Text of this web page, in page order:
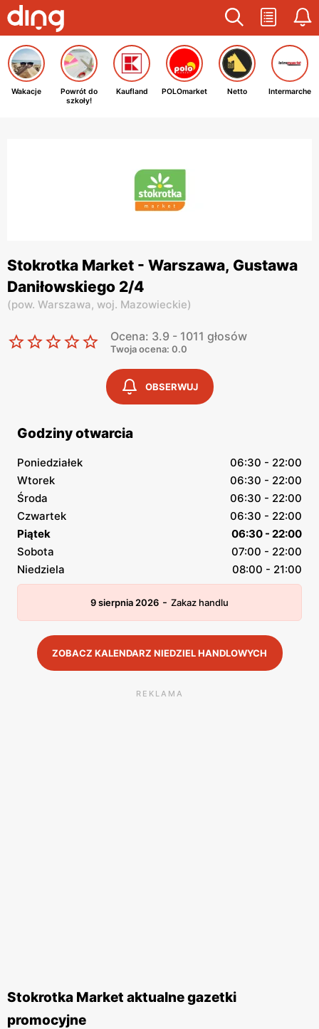
Wakacje
Powrót do
szkoły!
Kaufland POLOmarket Netto Intermarche
Stokrotka Market - Warszawa, Gustawa
Daniłowskiego 2/4
(pow. Warszawa, woj. Mazowieckie)
Ocena: 3.9 - 1011 głosów
Twoja ocena: 0.0
OBSERWUJ
Godziny otwarcia
Poniedziałek
06:30 - 22:00
Wtorek
06:30 - 22:00
Środa
06:30 - 22:00
Czwartek
06:30 - 22:00
Piątek
06:30 - 22:00
Sobota
07:00 - 22:00
Niedziela
08:00 - 21:00
9 sierpnia 2026 - Zakaz handlu
ZOBACZ KALENDARZ NIEDZIEL HANDLOWYCH
REKLAMA
Stokrotka Market aktualne gazetki
promocyjne